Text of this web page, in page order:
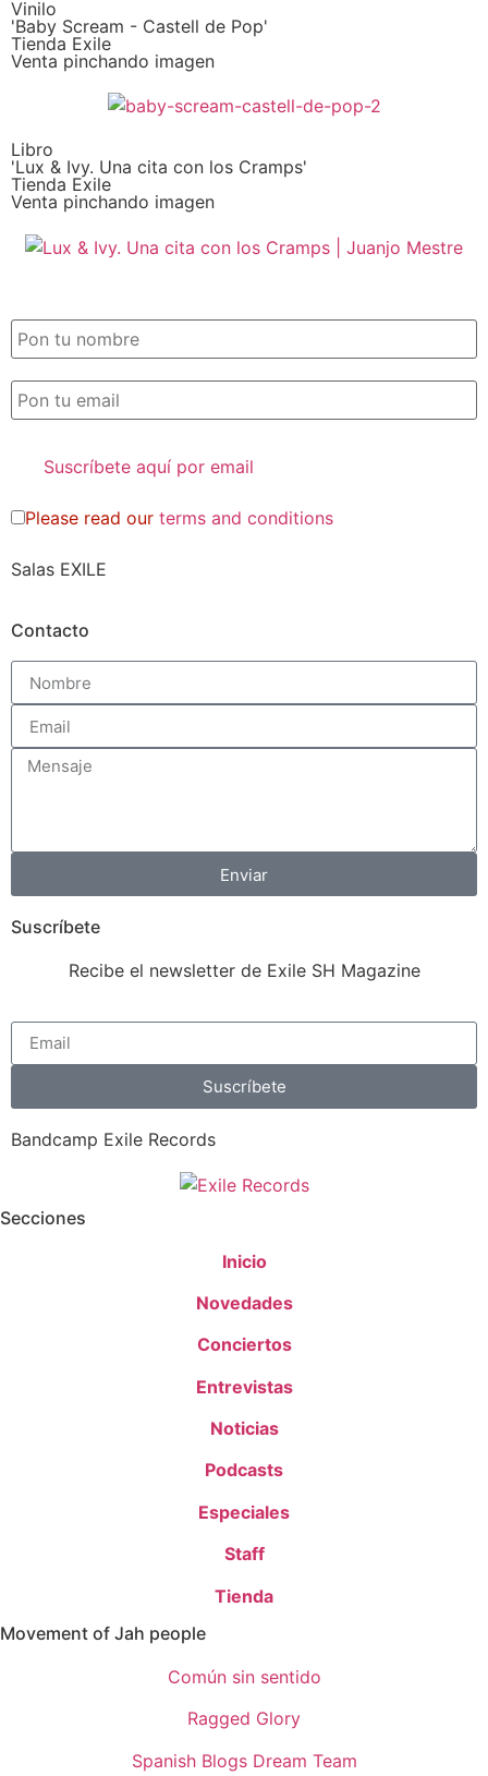
Vinilo
'Baby Scream - Castell de Pop'
Tienda Exile
Venta pinchando imagen
Libro
'Lux & Ivy. Una cita con los Cramps'
Tienda Exile
Venta pinchando imagen
Please read our terms and conditions
Salas EXILE
Contacto
Enviar
Suscríbete
Recibe el newsletter de Exile SH Magazine
Suscríbete
Bandcamp Exile Records
Secciones
Inicio
Novedades
Conciertos
Entrevistas
Noticias
Podcasts
Especiales
Staff
Tienda
Movement of Jah people
Común sin sentido
Ragged Glory
Spanish Blogs Dream Team